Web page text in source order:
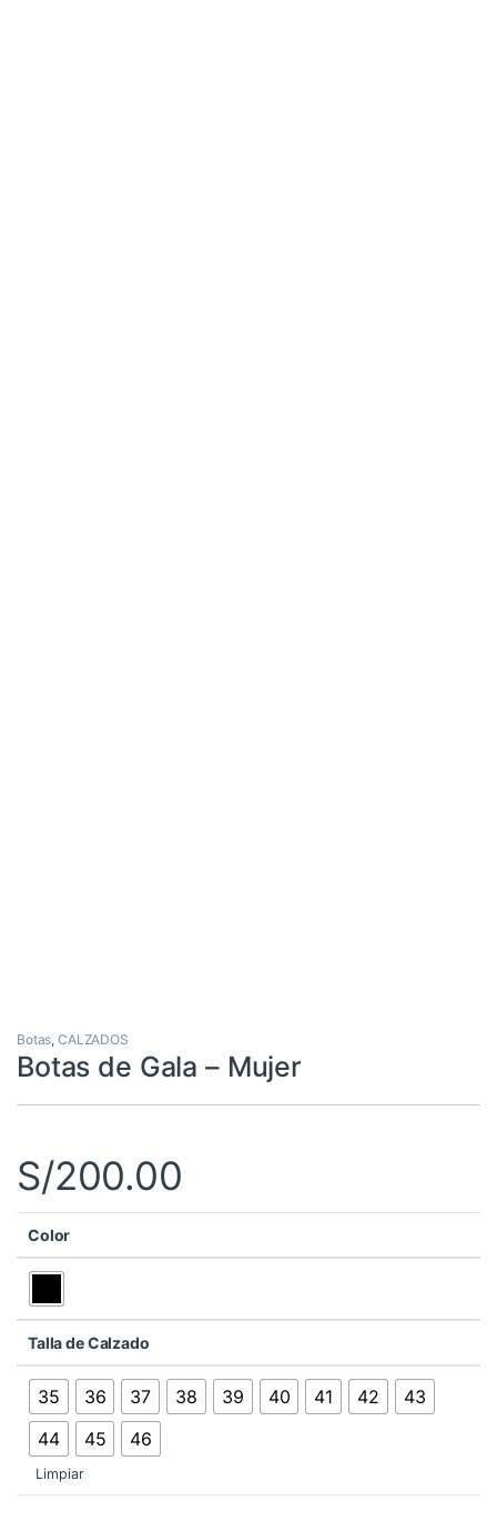
Botas,CALZADOS
Botas de Gala – Mujer
S/200.00
Color
Talla de Calzado
35 36 37 38 39 40 41 42
43
44
45 46
Limpiar